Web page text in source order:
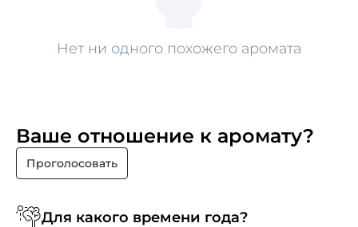
Нет ни одного похожего аромата
Ваше отношение к аромату?
Проголосовать
Для какого времени года?